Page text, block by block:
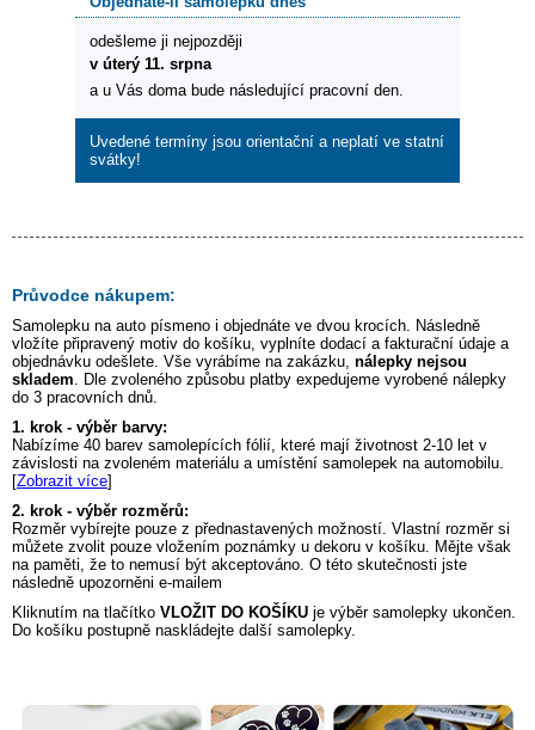
odešleme ji nejpozději
v úterý 11. srpna
a u Vás doma bude následující pracovní den.
Uvedené termíny jsou orientační a neplatí ve statní
svátky!
Průvodce nákupem:
Samolepku na auto písmeno i objednáte ve dvou krocích. Následně
vložíte připravený motiv do košíku, vyplníte dodací a fakturační údaje a
objednávku odešlete. Vše vyrábíme na zakázku, nálepky nejsou
skladem. Dle zvoleného způsobu platby expedujeme vyrobené nálepky
do 3 pracovních dnů.
1. krok - výběr barvy:
Nabízíme 40 barev samolepících fólií, které mají životnost 2-10 let v
závislosti na zvoleném materiálu a umístění samolepek na automobilu.
[Zobrazit více]
2. krok - výběr rozměrů:
Rozměr vybírejte pouze z přednastavených možností. Vlastní rozměr si
můžete zvolit pouze vložením poznámky u dekoru v košíku. Mějte však
na paměti, že to nemusí být akceptováno. O této skutečnosti jste
následně upozorněni e-mailem
Kliknutím na tlačítko VLOŽIT DO KOŠÍKU je výběr samolepky ukončen.
Do košíku postupně naskládejte další samolepky.